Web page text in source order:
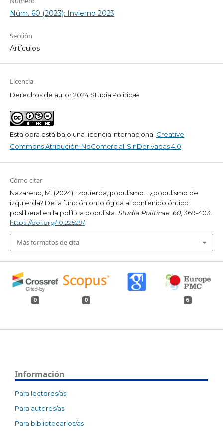
Núm. 60 (2023): Invierno 2023
Sección
Artículos
Licencia
Derechos de autor 2024 Studia Politicæ
Esta obra está bajo una licencia internacional Creative
Commons Atribución-NoComercial-SinDerivadas 4.0
Cómo citar
Nazareno, M. (2024). Izquierda, populismo… ¿populismo de
izquierda? De la función ontológica al contenido óntico
posliberal en la política populista. Studia Politicae, 60, 369-403.
https://doi.org/10.22529/
Más formatos de cita
0 0 6
Información
Para lectores/as
Para autores/as
Para bibliotecarios/as